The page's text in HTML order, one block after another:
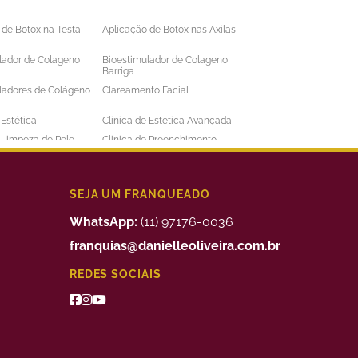
Botox na Testa
Aplicação de Botox nas Axilas
de Colageno
Bioestimulador de Colageno
Barriga
de Colágeno
Clareamento Facial
Clinica de Estetica Avançada
de Pele
Clinica de Preenchimento
Labial
Depilação a Laser Masculina
Preenchimento Facial Valor
Tratamento da Alopecia
de Bigode Chines
Tratamento de Celulite nas
SEJA UM FRANQUEADO
WhatsApp: (11) 97176-0036
franquias@danielleoliveira.com.br
REDES SOCIAIS